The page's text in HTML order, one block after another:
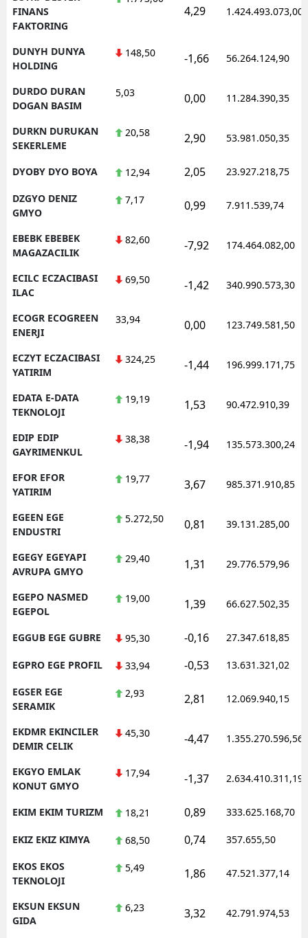
FINANS
FAKTORING
4,29 1.424.493.073,00
DUNYH DUNYA
HOLDING
148,50 -1,66 56.264.124,90
DURDO DURAN
DOGAN BASIM
5,03 0,00 11.284.390,35
DURKN DURUKAN
SEKERLEME
20,58 2,90 53.981.050,35
DYOBY DYO BOYA 12,94 2,05 23.927.218,75
DZGYO DENIZ
GMYO
7,17 0,99 7.911.539,74
EBEBK EBEBEK
MAGAZACILIK
82,60 -7,92 174.464.082,00
ECILC ECZACIBASI
ILAC
69,50 -1,42 340.990.573,30
ECOGR ECOGREEN
ENERJI
33,94 0,00 123.749.581,50
ECZYT ECZACIBASI
YATIRIM
324,25 -1,44 196.999.171,75
EDATA E-DATA
TEKNOLOJI
19,19 1,53 90.472.910,39
EDIP EDIP
GAYRIMENKUL
38,38 -1,94 135.573.300,24
EFOR EFOR
YATIRIM
19,77 3,67 985.371.910,85
EGEEN EGE
ENDUSTRI
5.272,50 0,81 39.131.285,00
EGEGY EGEYAPI
AVRUPA GMYO
29,40 1,31 29.776.579,96
EGEPO NASMED
EGEPOL
19,00 1,39 66.627.502,35
EGGUB EGE GUBRE 95,30 -0,16 27.347.618,85
EGPRO EGE PROFIL 33,94 -0,53 13.631.321,02
EGSER EGE
SERAMIK
2,93 2,81 12.069.940,15
EKDMR EKINCILER
DEMIR CELIK
45,30 -4,47 1.355.270.596,56
EKGYO EMLAK
KONUT GMYO
17,94 -1,37 2.634.410.311,19
EKIM EKIM TURIZM 18,21 0,89 333.625.168,70
EKIZ EKIZ KIMYA 68,50 0,74 357.655,50
EKOS EKOS
TEKNOLOJI
5,49 1,86 47.521.377,14
EKSUN EKSUN
GIDA
6,23 3,32 42.791.974,53